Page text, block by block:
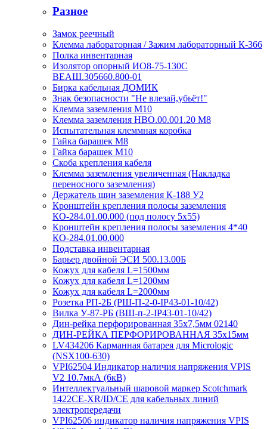
Разное
Замок реечный
Клемма лабораторная / Зажим лабораторный К-366
Полка инвентарная
Изолятор опорный ИО8-75-130С
ВЕАШ.305660.800-01
Бирка кабельная ДОМИК
Знак безопасности "Не влезай,убьёт!"
Клемма заземления М10
Клемма заземления НВО.00.001.20 М8
Испытательная клеммная коробка
Гайка барашек М8
Гайка барашек М10
Скоба крепления кабеля
Клемма заземления увеличенная (Накладка
переносного заземления)
Держатель шин заземления К-188 У2
Кронштейн крепления полосы заземления
КО-284.01.00.000 (под полосу 5х55)
Кронштейн крепления полосы заземления 4*40
КО-284.01.00.000
Подставка инвентарная
Барьер двойной ЭСИ 500.13.00Б
Кожух для кабеля L=1500мм
Кожух для кабеля L=1200мм
Кожух для кабеля L=2000мм
Розетка РП-2Б (РШ-П-2-0-IР43-01-10/42)
Вилка У-87-РБ (ВШ-п-2-IP43-01-10/42)
Дин-рейка перфорированная 35х7,5мм 02140
ДИН-РЕЙКА ПЕРФОРИРОВАННАЯ 35х15мм
LV434206 Карманная батарея для Micrologic
(NSX100-630)
VPI62504 Индикатор наличия напряжения VPIS
V2 10.7мкА (6кВ)
Интеллектуальный шаровой маркер Scotchmark
1422CE-XR/ID/CE для кабельных линий
электропередачи
VPI62506 индикатор наличия напряжения VPIS